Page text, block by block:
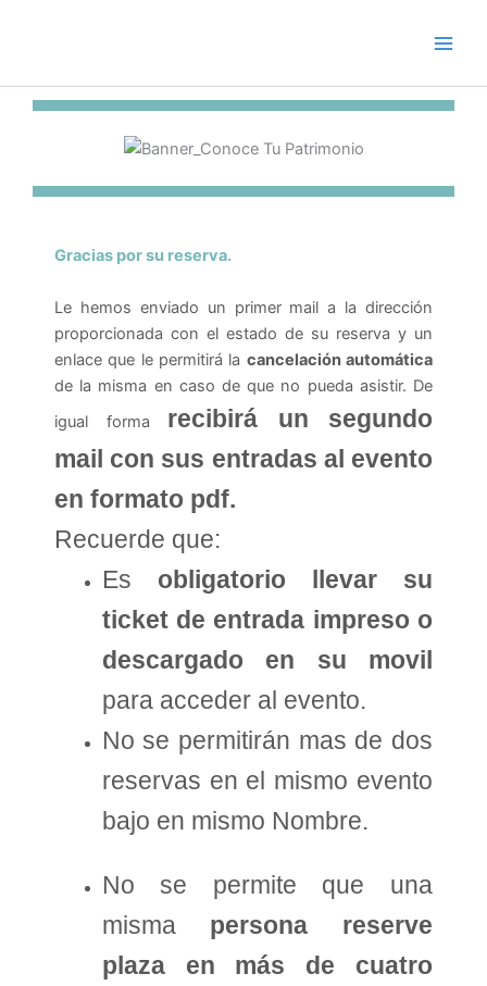
Gracias por su reserva.
Le hemos enviado un primer mail a la dirección
proporcionada con el estado de su reserva y un
enlace que le permitirá la cancelación automática
de la misma en caso de que no pueda asistir. De
igual forma recibirá un segundo
mail con sus entradas al evento
en formato pdf.
Recuerde que:
Es obligatorio llevar su
ticket de entrada impreso o
descargado en su movil
para acceder al evento.
No se permitirán mas de dos
reservas en el mismo evento
bajo en mismo Nombre.
No se permite que una
misma persona reserve
plaza en más de cuatro